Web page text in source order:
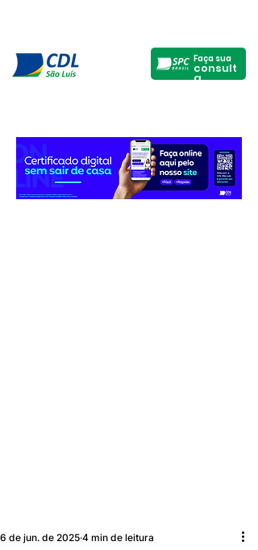
Faça sua
consult
a
6 de jun. de 2025 4 min de leitura